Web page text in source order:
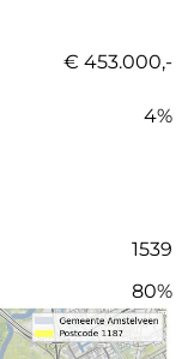
€ 453.000,-
4%
1539
80%